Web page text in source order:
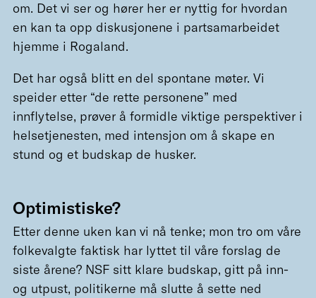
om. Det vi ser og hører her er nyttig for hvordan
en kan ta opp diskusjonene i partsamarbeidet
hjemme i Rogaland.
Det har også blitt en del spontane møter. Vi
speider etter “de rette personene” med
innflytelse, prøver å formidle viktige perspektiver i
helsetjenesten, med intensjon om å skape en
stund og et budskap de husker.
Optimistiske?
Etter denne uken kan vi nå tenke; mon tro om våre
folkevalgte faktisk har lyttet til våre forslag de
siste årene? NSF sitt klare budskap, gitt på inn-
og utpust, politikerne må slutte å sette ned